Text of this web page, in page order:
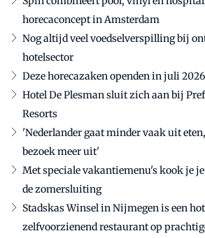
horecaconcept in Amsterdam
Nog altijd veel voedselverspilling bij
hotelsector
Deze horecazaken openden in juli 2026
Hotel De Plesman sluit zich aan bij
Resorts
'Nederlander gaat minder vaak uit
bezoek meer uit'
Met speciale vakantiemenu's kook je
de zomersluiting
Stadskas Winsel in Nijmegen is een
zelfvoorzienend restaurant op